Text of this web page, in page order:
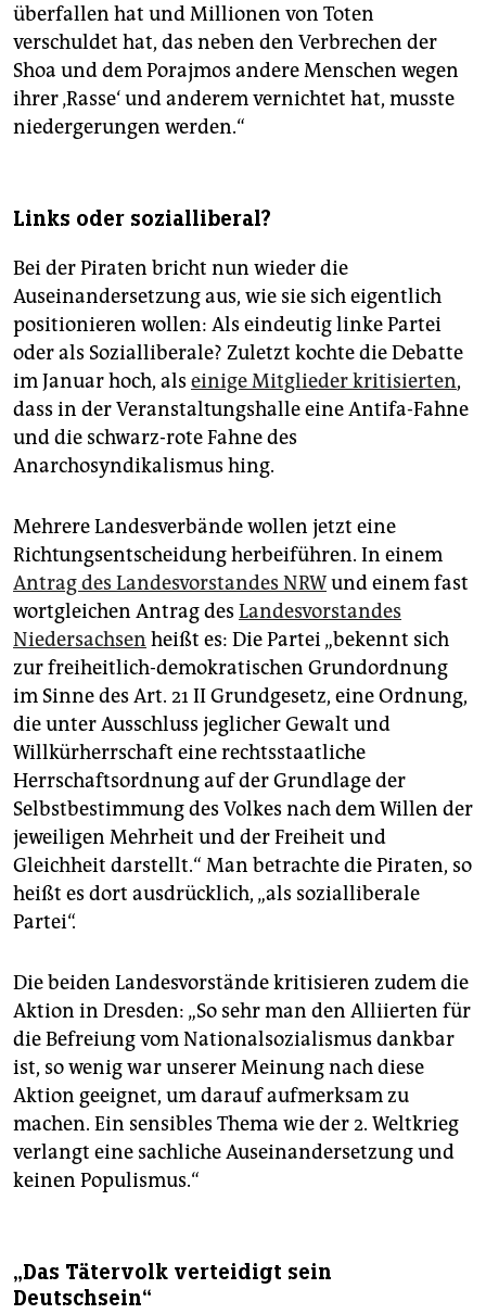
überfallen hat und Millionen von Toten
verschuldet hat, das neben den Verbrechen der
Shoa und dem Porajmos andere Menschen wegen
ihrer ‚Rasse‘ und anderem vernichtet hat, musste
niedergerungen werden.“
Links oder sozialliberal?
Bei der Piraten bricht nun wieder die
Auseinandersetzung aus, wie sie sich eigentlich
positionieren wollen: Als eindeutig linke Partei
oder als Sozialliberale? Zuletzt kochte die Debatte
im Januar hoch, als einige Mitglieder kritisierten,
dass in der Veranstaltungshalle eine Antifa-Fahne
und die schwarz-rote Fahne des
Anarchosyndikalismus hing.
Mehrere Landesverbände wollen jetzt eine
Richtungsentscheidung herbeiführen. In einem
Antrag des Landesvorstandes NRWund einem fast
wortgleichen Antrag des Landesvorstandes
Niedersachsen heißt es: Die Partei „bekennt sich
zur freiheitlich-demokratischen Grundordnung
im Sinne des Art. 21 II Grundgesetz, eine Ordnung,
die unter Ausschluss jeglicher Gewalt und
Willkürherrschaft eine rechtsstaatliche
Herrschaftsordnung auf der Grundlage der
Selbstbestimmung des Volkes nach dem Willen der
jeweiligen Mehrheit und der Freiheit und
Gleichheit darstellt.“ Man betrachte die Piraten, so
heißt es dort ausdrücklich, „als sozialliberale
Partei“.
Die beiden Landesvorstände kritisieren zudem die
Aktion in Dresden: „So sehr man den Alliierten für
die Befreiung vom Nationalsozialismus dankbar
ist, so wenig war unserer Meinung nach diese
Aktion geeignet, um darauf aufmerksam zu
machen. Ein sensibles Thema wie der 2. Weltkrieg
verlangt eine sachliche Auseinandersetzung und
keinen Populismus.“
„Das Tätervolk verteidigt sein
Deutschsein“